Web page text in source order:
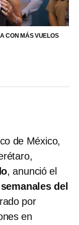
CON MÁS VUELOS
de México,
, anunció el
del
por
en